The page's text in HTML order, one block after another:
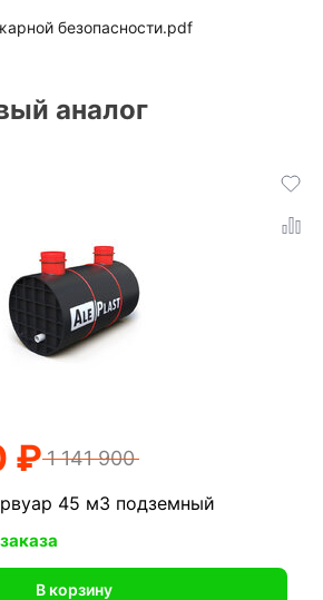
аналог
45 м3 подземный
₽ 1 141 900
В корзину
безопасности.pdf